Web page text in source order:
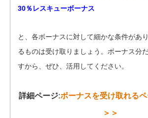
30％レスキューボーナス
と、各ボーナスに対して細かな条件があ
るものは受け取りましょう。ボーナス分
すから、ぜひ、活用してください。
詳細ページ:ボーナスを受け取れる
＞＞